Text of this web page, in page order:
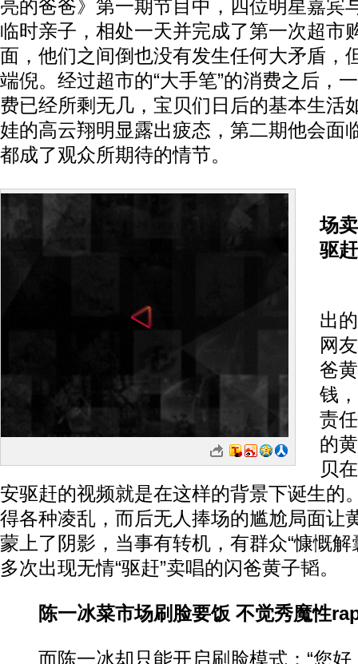
亮的爸爸》第一期节目中，四位明星嘉宾
临时亲子，相处一天并完成了第一次超市
面，他们之间倒也没有发生任何大矛盾，
端倪。经过超市的“大手笔”的消费之后，
费已经所剩无几，宝贝们日后的基本生活
娃的高云翔明显露出疲态，第二期他会面
都成了观众所期待的情节。
场
驱赶
出
网
爸
钱
责
的
贝
安驱赶的视频就是在这样的背景下诞生的
得各种凌乱，而后无人捧场的尴尬局面让
蒙上了阴影，当事有转机，有群众“慷慨解
多次出现无情“驱赶”卖唱的闪爸黄子韬。
陈一冰菜市场刷脸要饭 不觉秀魔性
而陈一冰却只能开启刷脸模式：“您好